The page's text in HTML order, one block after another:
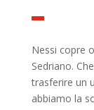
Nessi copre
Sedriano.
trasferire un
abbiamo la